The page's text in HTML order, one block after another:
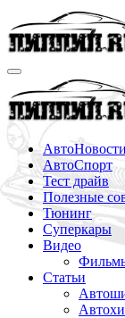
Перейти
к
содержимому
АвтоНовости
АвтоСпорт
Тест драйв
Полезные
Тюнинг
Суперкары
Видео
Статьи